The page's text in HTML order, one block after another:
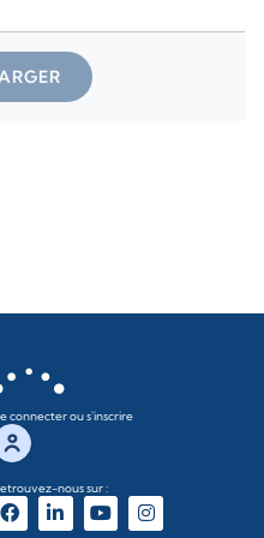
connecter ou s'inscrire
nous sur :